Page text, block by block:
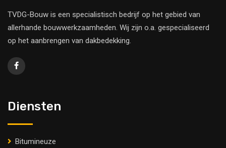
TVDG-Bouw is een specialistisch bedrijf op het gebied van
allerhande bouwwerkzaamheden. Wij zijn o.a. gespecialiseerd
op het aanbrengen van dakbedekking.
Diensten
Bitumineuze